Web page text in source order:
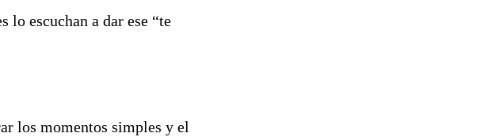
lo escuchan a dar ese “te
los momentos simples y el